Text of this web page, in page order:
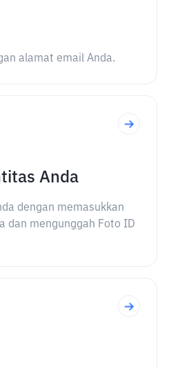
alamat email Anda.
Anda
dengan memasukkan
dan mengunggah Foto ID